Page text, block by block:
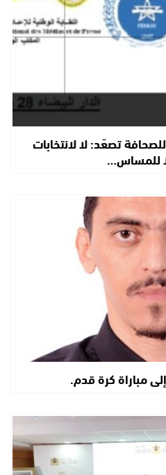
تصعّد: لا لانتخابات
للمساس…
مباراة كرة قدم.